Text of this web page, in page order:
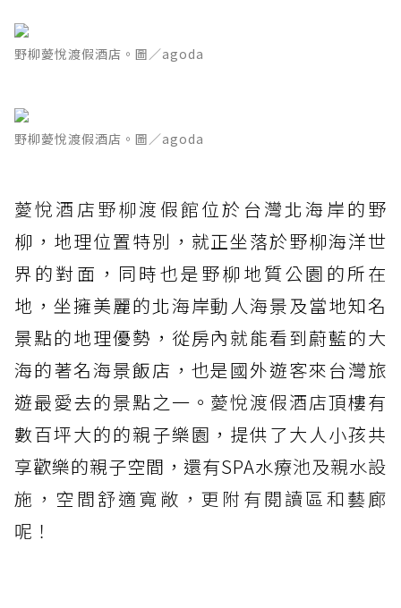
野柳薆悅渡假酒店。圖／agoda
野柳薆悅渡假酒店。圖／agoda
薆悅酒店野柳渡假館位於台灣北海岸的野
柳，地理位置特別，就正坐落於野柳海洋世
界的對面，同時也是野柳地質公園的所在
地，坐擁美麗的北海岸動人海景及當地知名
景點的地理優勢，從房內就能看到蔚藍的大
海的著名海景飯店，也是國外遊客來台灣旅
遊最愛去的景點之一。 薆悅渡假酒店頂樓有
數百坪大的的親子樂園，提供了大人小孩共
享歡樂的親子空間，還有SPA水療池及親水設
施，空間舒適寬敞，更附有閱讀區和藝廊
呢！